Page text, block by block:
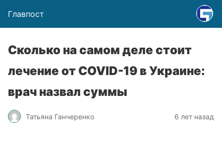
Главпост
Сколько на самом деле стоит
лечение от COVID-19 в Украине:
врач назвал суммы
Татьяна Ганчеренко 6 лет назад